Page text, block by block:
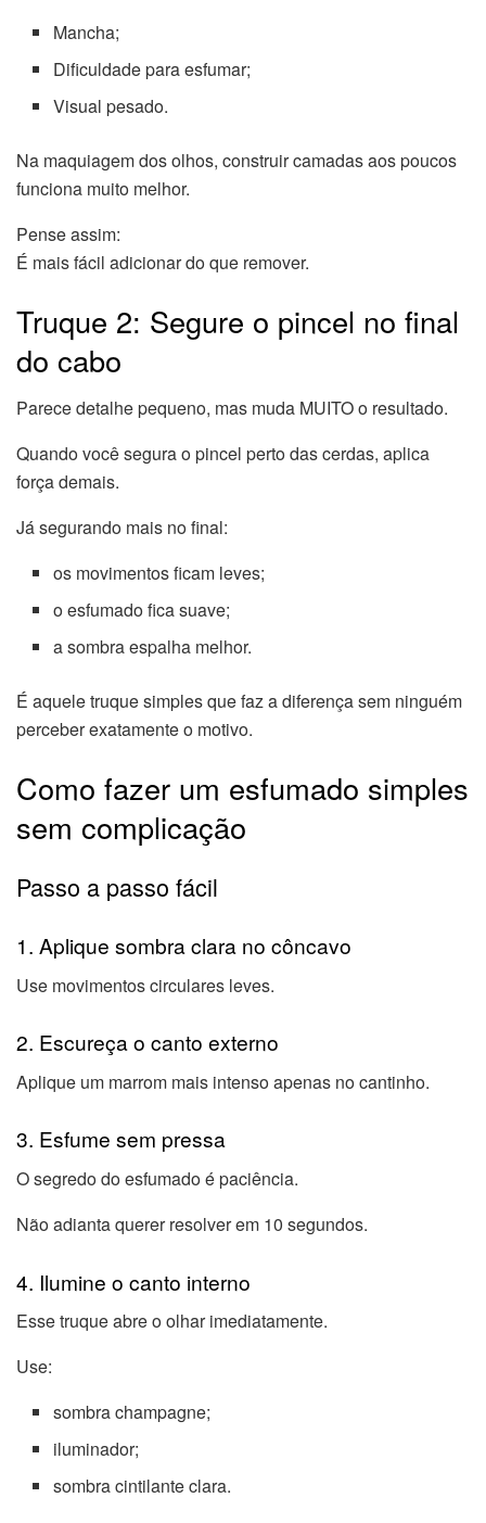
Mancha;
Dificuldade para esfumar;
Visual pesado.
Na maquiagem dos olhos, construir camadas aos poucos
funciona muito melhor.
Pense assim:
É mais fácil adicionar do que remover.
Truque 2: Segure o pincel no final
do cabo
Parece detalhe pequeno, mas muda MUITO o resultado.
Quando você segura o pincel perto das cerdas, aplica
força demais.
Já segurando mais no final:
os movimentos ficam leves;
o esfumado fica suave;
a sombra espalha melhor.
É aquele truque simples que faz a diferença sem ninguém
perceber exatamente o motivo.
Como fazer um esfumado simples
sem complicação
Passo a passo fácil
1. Aplique sombra clara no côncavo
Use movimentos circulares leves.
2. Escureça o canto externo
Aplique um marrom mais intenso apenas no cantinho.
3. Esfume sem pressa
O segredo do esfumado é paciência.
Não adianta querer resolver em 10 segundos.
4. Ilumine o canto interno
Esse truque abre o olhar imediatamente.
Use:
sombra champagne;
iluminador;
sombra cintilante clara.